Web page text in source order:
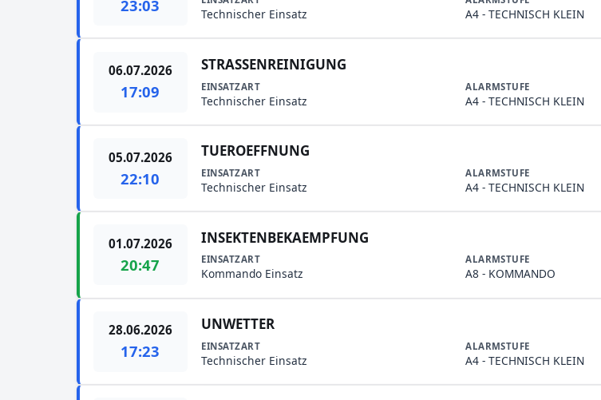
23:03 Technischer Einsatz A4 - TECHNISCH KLEIN
06.07.2026
17:09
STRASSENREINIGUNG
EINSATZART
Technischer Einsatz
ALARMSTUFE
A4 - TECHNISCH KLEIN
05.07.2026
22:10
TUEROEFFNUNG
EINSATZART
Technischer Einsatz
ALARMSTUFE
A4 - TECHNISCH KLEIN
01.07.2026
20:47
INSEKTENBEKAEMPFUNG
EINSATZART
Kommando Einsatz
ALARMSTUFE
A8 - KOMMANDO
28.06.2026
17:23
UNWETTER
EINSATZART
Technischer Einsatz
ALARMSTUFE
A4 - TECHNISCH KLEIN